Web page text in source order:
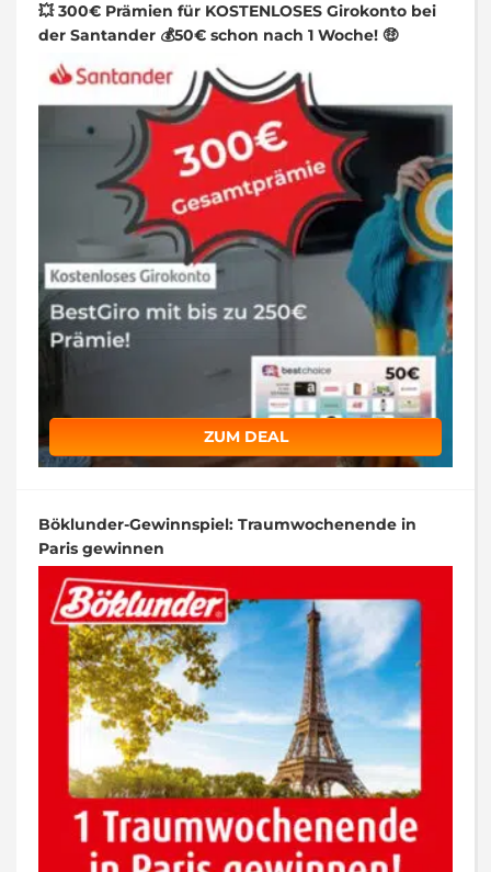
💥 300€ Prämien für KOSTENLOSES Girokonto bei
der Santander 💰50€ schon nach 1 Woche! 🤑
ZUM DEAL
Böklunder-Gewinnspiel: Traumwochenende in
Paris gewinnen